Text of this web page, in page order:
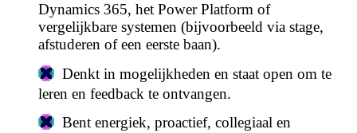
Dynamics 365, het Power Platform of
vergelijkbare systemen (bijvoorbeeld via stage,
afstuderen of een eerste baan).
Denkt in mogelijkheden en staat open om te
leren en feedback te ontvangen.
Bent energiek, proactief, collegiaal en